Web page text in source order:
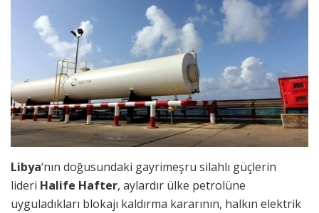
Libya‘nın doğusundaki gayrimeşru silahlı güçlerin
lideri Halife Hafter, aylardır ülke petrolüne
uyguladıkları blokajı kaldırma kararının, halkın elektrik